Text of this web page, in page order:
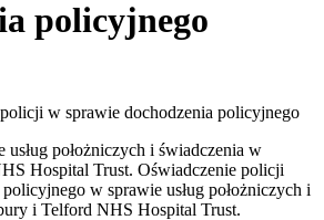
policyjnego
w sprawie dochodzenia policyjnego
położniczych i świadczenia w
Hospital Trust. Oświadczenie policji
w sprawie usług położniczych i
i Telford NHS Hospital Trust.